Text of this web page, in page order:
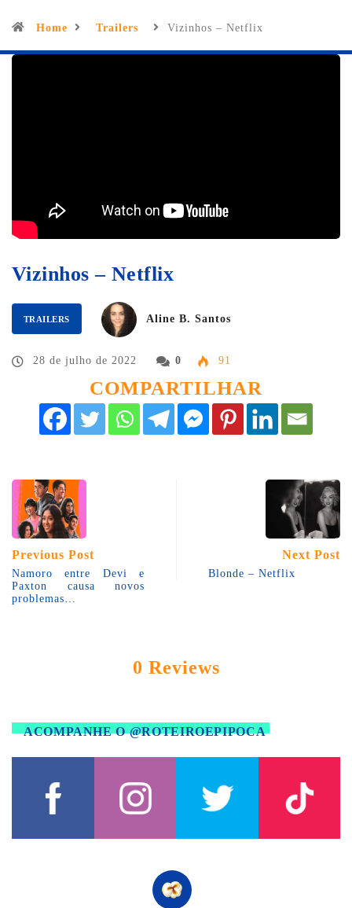
Home Trailers Vizinhos – Netflix
Vizinhos – Netflix
TRAILERS Aline B. Santos
28 de julho de 2022 0 91
COMPARTILHAR
Previous Post
Namoro entre Devi e
Paxton causa novos
problemas…
Next Post
Blonde – Netflix
0 Reviews
ACOMPANHE O @ROTEIROEPIPOCA